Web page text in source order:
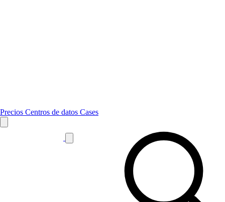
Precios Centros de datos Cases